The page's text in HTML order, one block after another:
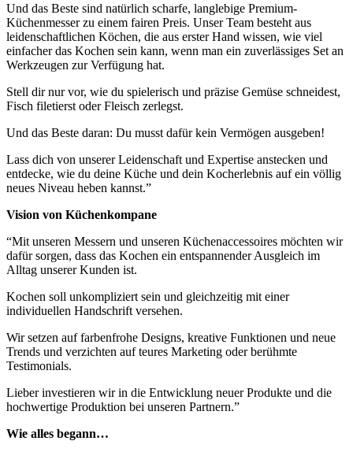
Und das Beste sind natürlich scharfe, langlebige Premium-
Küchenmesser zu einem fairen Preis. Unser Team besteht aus
leidenschaftlichen Köchen, die aus erster Hand wissen, wie viel
einfacher das Kochen sein kann, wenn man ein zuverlässiges Set an
Werkzeugen zur Verfügung hat.
Stell dir nur vor, wie du spielerisch und präzise Gemüse schneidest,
Fisch filetierst oder Fleisch zerlegst.
Und das Beste daran: Du musst dafür kein Vermögen ausgeben!
Lass dich von unserer Leidenschaft und Expertise anstecken und
entdecke, wie du deine Küche und dein Kocherlebnis auf ein völlig
neues Niveau heben kannst.”
Vision von Küchenkompane
“Mit unseren Messern und unseren Küchenaccessoires möchten wir
dafür sorgen, dass das Kochen ein entspannender Ausgleich im
Alltag unserer Kunden ist.
Kochen soll unkompliziert sein und gleichzeitig mit einer
individuellen Handschrift versehen.
Wir setzen auf farbenfrohe Designs, kreative Funktionen und neue
Trends und verzichten auf teures Marketing oder berühmte
Testimonials.
Lieber investieren wir in die Entwicklung neuer Produkte und die
hochwertige Produktion bei unseren Partnern.”
Wie alles begann…